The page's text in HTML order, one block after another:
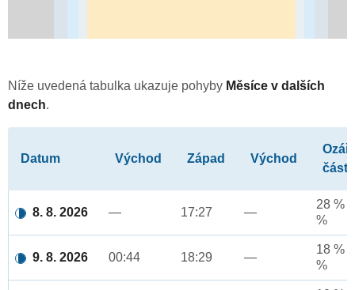
Níže uvedená tabulka ukazuje pohyby Měsíce v dalších
dnech.
Datum Východ Západ Východ
část
8. 8. 2026 — 17:27 —
28 %
%
9. 8. 2026 00:44 18:29 —
18 %
%